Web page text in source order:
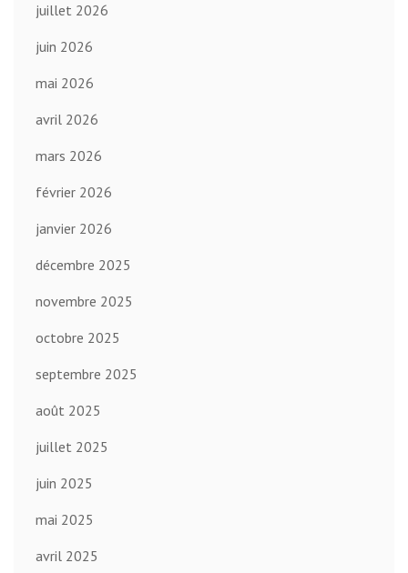
juillet 2026
juin 2026
mai 2026
avril 2026
mars 2026
février 2026
janvier 2026
décembre 2025
novembre 2025
octobre 2025
septembre 2025
août 2025
juillet 2025
juin 2025
mai 2025
avril 2025